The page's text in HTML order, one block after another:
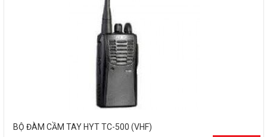
BỘ ĐÀM CẦM TAY HYT TC-500 (VHF)